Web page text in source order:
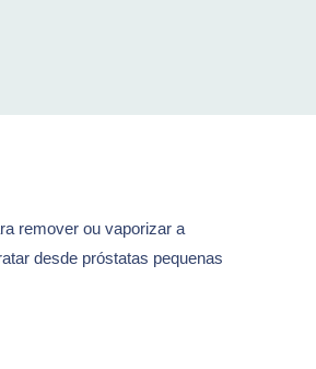
remover ou vaporizar a
desde próstatas pequenas